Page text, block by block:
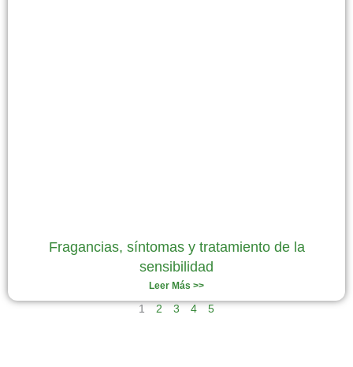
Fragancias, síntomas y tratamiento de la
sensibilidad
Leer Más >>
1 2 3 4 5